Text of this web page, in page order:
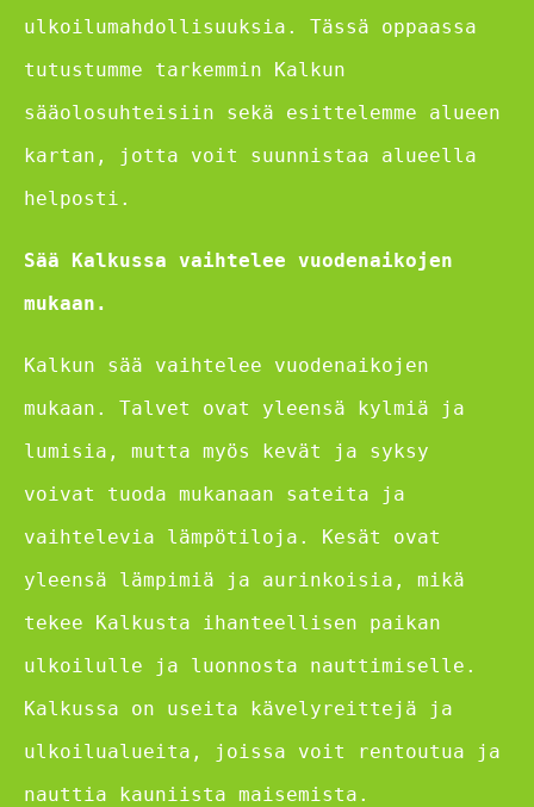
ulkoilumahdollisuuksia. Tässä oppaassa
tutustumme tarkemmin Kalkun
sääolosuhteisiin sekä esittelemme alueen
kartan, jotta voit suunnistaa alueella
helposti.
Sää Kalkussa vaihtelee vuodenaikojen
mukaan.
Kalkun sää vaihtelee vuodenaikojen
mukaan. Talvet ovat yleensä kylmiä ja
lumisia, mutta myös kevät ja syksy
voivat tuoda mukanaan sateita ja
vaihtelevia lämpötiloja. Kesät ovat
yleensä lämpimiä ja aurinkoisia, mikä
tekee Kalkusta ihanteellisen paikan
ulkoilulle ja luonnosta nauttimiselle.
Kalkussa on useita kävelyreittejä ja
ulkoilualueita, joissa voit rentoutua ja
nauttia kauniista maisemista.